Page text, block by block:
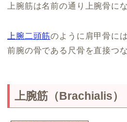
上腕筋は名前の通り上腕骨に
上腕二頭筋のように肩甲骨に
前腕の骨である尺骨を直接つ
上腕筋（Brachialis）